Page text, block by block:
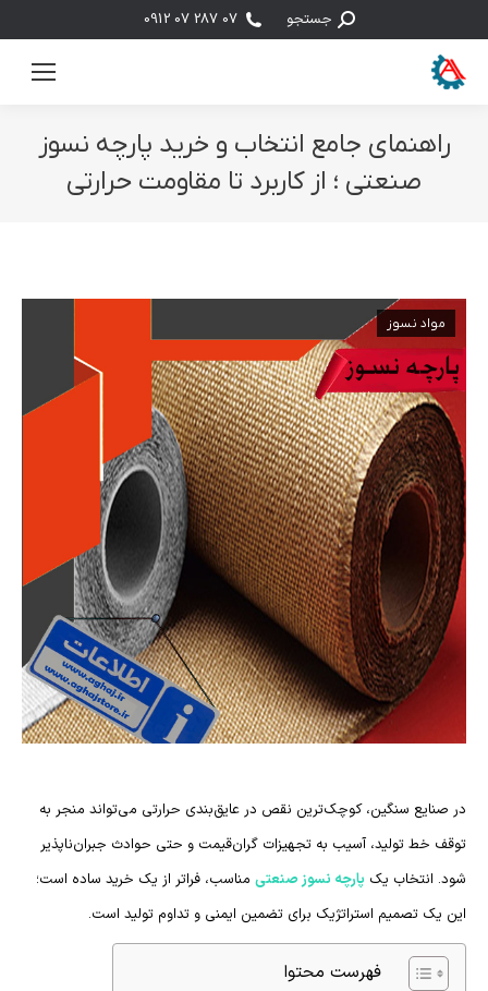
جستجو:جستجو 07 287 07 0912
راهنمای جامع انتخاب و خرید پارچه نسوز
صنعتی ؛ از کاربرد تا مقاومت حرارتی
مواد نسوز
در صنایع سنگین، کوچک‌ترین نقص در عایق‌بندی حرارتی می‌تواند منجر به
توقف خط تولید، آسیب به تجهیزات گران‌قیمت و حتی حوادث جبران‌ناپذیر
شود. انتخاب یک پارچه نسوز صنعتی مناسب، فراتر از یک خرید ساده است؛
این یک تصمیم استراتژیک برای تضمین ایمنی و تداوم تولید است.
فهرست محتوا